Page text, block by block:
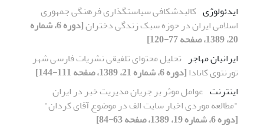
ایدئولوژی کالبدشکافی سیاستگذاری فرهنگی جمهوری
اسلامی ایران در حوزه سبک زندگی دختران
[دوره 6، شماره
20، 1389، صفحه 77-120]
ایرانیان مهاجر تحلیل محتوای تلفیقی نشریات فارسی شهر
تورنتوی کانادا[دوره 6، شماره 21، 1389، صفحه 111-144]
اینترنت عوامل موثر بر جریان مدیریت خبر در ایران
"مطالعه موردی اخبار سایت الف در موضوع آقای کردان"
[دوره 6، شماره 19، 1389، صفحه 63-84]